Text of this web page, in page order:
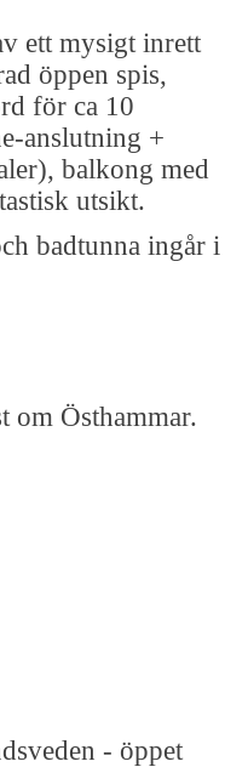
ett mysigt inrett
öppen spis,
för ca 10
anslutning +
balkong med
utsikt.
badtunna ingår i
om Östhammar.
- öppet